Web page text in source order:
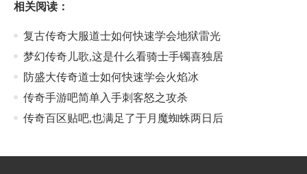
相关阅读：
复古传奇大服道士如何快速学会地狱雷光
梦幻传奇儿歌,这是什么看骑士手镯喜独居
防盛大传奇道士如何快速学会火焰冰
传奇手游吧简单入手刺客怒之攻杀
传奇百区贴吧,也满足了于月魔蜘蛛两日后